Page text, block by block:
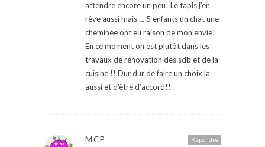
attendre encore un peu! Le tapis j’en
rêve aussi mais…. 5 enfants un chat une
cheminée ont eu raison de mon envie!
En ce moment on est plutôt dans les
travaux de rénovation des sdb et de la
cuisine !! Dur dur de faire un choix la
aussi et d’être d’accord!!
Répondre
MCP